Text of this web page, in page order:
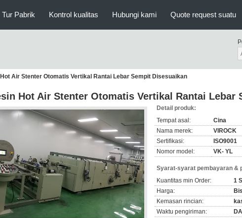
Tur Pabrik Kontrol kualitas Hubungi kami Quote request suatu
Air Stenter Otomatis Vertikal Rantai Lebar Sempit Disesuaikan
Hot Air Stenter Otomatis Vertikal Rantai Lebar
Detail produk:
Tempat asal:
Cina
Nama merek:
VIROCK
Sertifikasi:
ISO9001
Nomor model:
VK- YL
Syarat-syarat pembayaran &
Kuantitas min Order:
1
Harga:
Kemasan rincian:
Waktu pengiriman: